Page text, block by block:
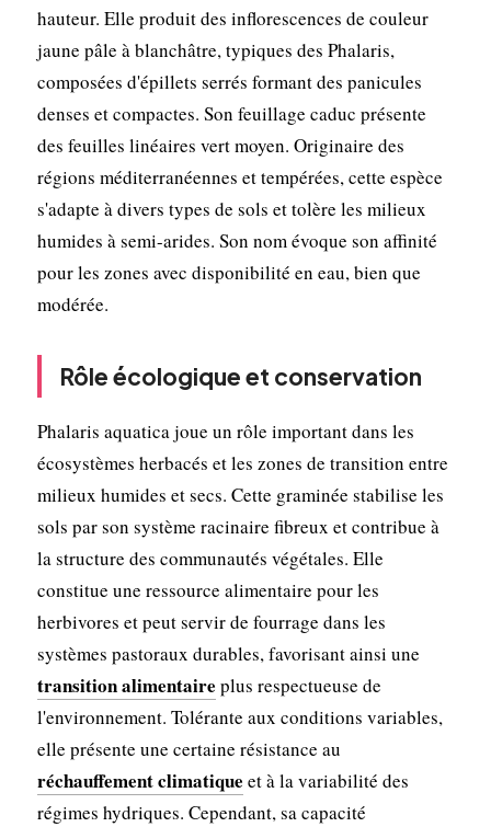
hauteur. Elle produit des inflorescences de couleur
jaune pâle à blanchâtre, typiques des Phalaris,
composées d'épillets serrés formant des panicules
denses et compactes. Son feuillage caduc présente
des feuilles linéaires vert moyen. Originaire des
régions méditerranéennes et tempérées, cette espèce
s'adapte à divers types de sols et tolère les milieux
humides à semi-arides. Son nom évoque son affinité
pour les zones avec disponibilité en eau, bien que
modérée.
Rôle écologique et conservation
Phalaris aquatica joue un rôle important dans les
écosystèmes herbacés et les zones de transition entre
milieux humides et secs. Cette graminée stabilise les
sols par son système racinaire fibreux et contribue à
la structure des communautés végétales. Elle
constitue une ressource alimentaire pour les
herbivores et peut servir de fourrage dans les
systèmes pastoraux durables, favorisant ainsi une
transition alimentaire plus respectueuse de
l'environnement. Tolérante aux conditions variables,
elle présente une certaine résistance au
réchauffement climatique et à la variabilité des
régimes hydriques. Cependant, sa capacité